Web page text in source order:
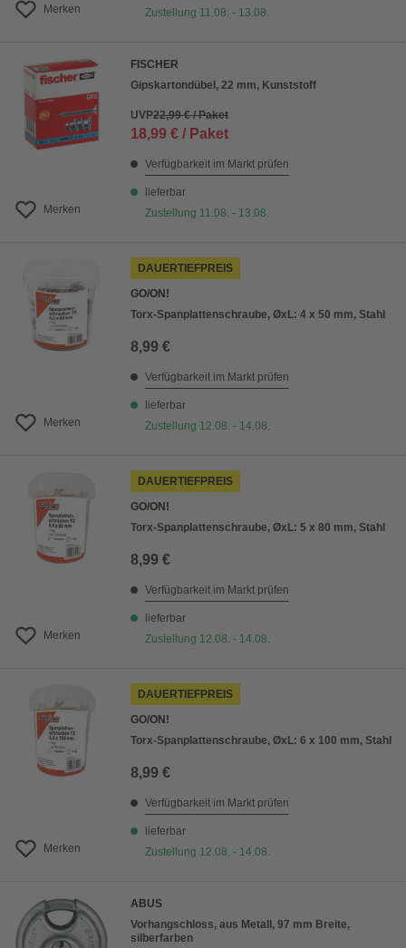
Merken
Zustellung 11.08. - 13.08.
Merken
FISCHER
Gipskartondübel, 22 mm, Kunststoff
UVP22,99 € / Paket
18,99 € / Paket
Verfügbarkeit im Markt prüfen
lieferbar
Zustellung 11.08. - 13.08.
Merken
DAUERTIEFPREIS
GO/ON!
Torx-Spanplattenschraube, ØxL: 4 x 50 mm, Stahl
8,99 €
Verfügbarkeit im Markt prüfen
lieferbar
Zustellung 12.08. - 14.08.
Merken
DAUERTIEFPREIS
GO/ON!
Torx-Spanplattenschraube, ØxL: 5 x 80 mm, Stahl
8,99 €
Verfügbarkeit im Markt prüfen
lieferbar
Zustellung 12.08. - 14.08.
Merken
DAUERTIEFPREIS
GO/ON!
Torx-Spanplattenschraube, ØxL: 6 x 100 mm, Stahl
8,99 €
Verfügbarkeit im Markt prüfen
lieferbar
Zustellung 12.08. - 14.08.
ABUS
Vorhangschloss, aus Metall, 97 mm Breite,
silberfarben